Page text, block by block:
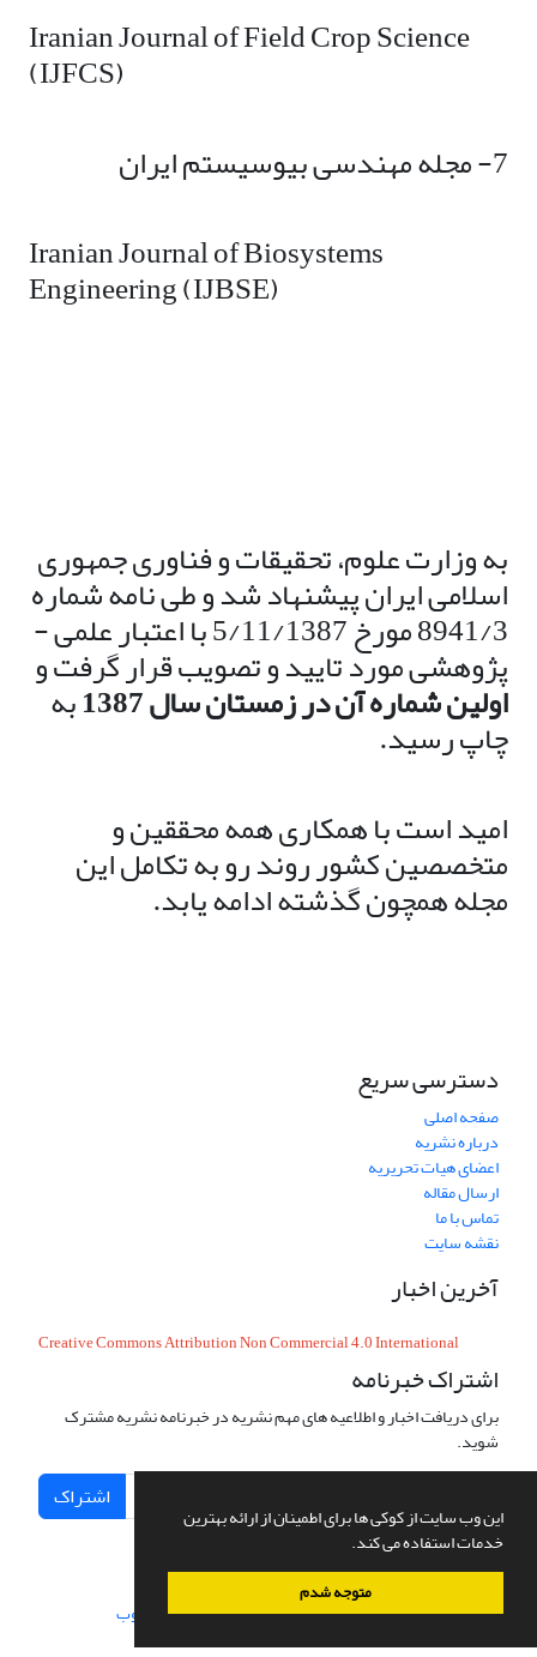
این وب سایت از کوکی ها برای اطمینان از ارائه بهترین
خدمات استفاده می کند.
متوجه شدم
Iranian Journal of Field Crop Science
(IJFCS)
7- مجله مهندسی بیوسیستم ایران
Iranian Journal of Biosystems
Engineering (IJBSE)
به وزارت علوم، تحقیقات و فناوری جمهوری
اسلامی ایران پیشنهاد شد و طی نامه شماره
8941/3 مورخ 5/11/1387 با اعتبار علمی -
پژوهشی مورد تایید و تصویب قرار گرفت و
اولین شماره آن در زمستان سال 1387 به
چاپ رسید.
امید است با همکاری همه محققین و
متخصصین کشور روند رو به تکامل این
مجله همچون گذشته ادامه ‌یابد.
دسترسی سریع
صفحه اصلی
درباره نشریه
اعضای هیات تحریریه
ارسال مقاله
تماس با ما
نقشه سایت
آخرین اخبار
Creative Commons Attribution Non Commercial 4.0 International
اشتراک خبرنامه
برای دریافت اخبار و اطلاعیه های مهم نشریه در خبرنامه نشریه مشترک
شوید.
اشتراک
سامانه مدیریت نشریات علمی.طراحی و پیاده سازی از سیناوب